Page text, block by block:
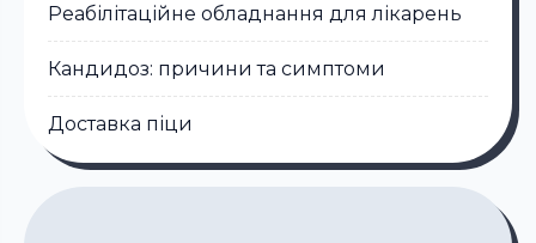
Реабілітаційне обладнання для лікарень
Кандидоз: причини та симптоми
Доставка піци